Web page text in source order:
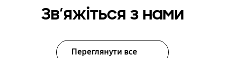
Зв’яжіться з нами
Переглянути все